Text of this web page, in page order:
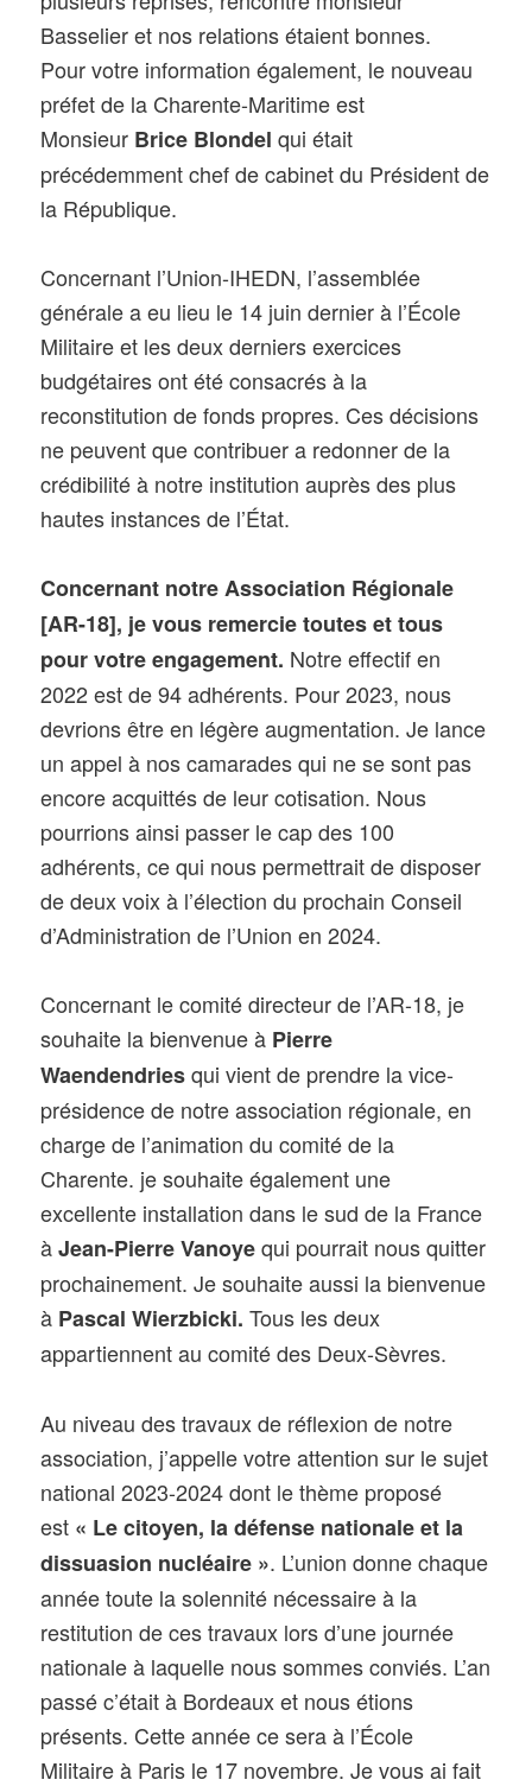
Basselier et nos relations étaient bonnes.
Pour votre information également, le nouveau
préfet de la Charente-Maritime est
Monsieur Brice Blondelqui était
précédemment chef de cabinet du Président de
la République.
Concernant l’Union-IHEDN, l’assemblée
générale a eu lieu le 14 juin dernier à l’École
Militaire et les deux derniers exercices
budgétaires ont été consacrés à la
reconstitution de fonds propres. Ces décisions
ne peuvent que contribuer a redonner de la
crédibilité à notre institution auprès des plus
hautes instances de l’État.
Concernant notre Association Régionale
[AR-18], je vous remercie toutes et tous
pour votre engagement. Notre effectif en
2022 est de 94 adhérents. Pour 2023, nous
devrions être en légère augmentation. Je lance
un appel à nos camarades qui ne se sont pas
encore acquittés de leur cotisation. Nous
pourrions ainsi passer le cap des 100
adhérents, ce qui nous permettrait de disposer
de deux voix à l’élection du prochain Conseil
d’Administration de l’Union en 2024.
Concernant le comité directeur de l’AR-18, je
souhaite la bienvenue à Pierre
Waendendriesqui vient de prendre la vice-
présidence de notre association régionale, en
charge de l’animation du comité de la
Charente. je souhaite également une
excellente installation dans le sud de la France
àJean-Pierre Vanoyequi pourrait nous quitter
prochainement. Je souhaite aussi la bienvenue
à Pascal Wierzbicki.Tous les deux
appartiennent au comité des Deux-Sèvres.
Au niveau des travaux de réflexion de notre
association, j’appelle votre attention sur le sujet
national 2023-2024 dont le thème proposé
est « Le citoyen, la défense nationale et la
dissuasion nucléaire ». L’union donne chaque
année toute la solennité nécessaire à la
restitution de ces travaux lors d’une journée
nationale à laquelle nous sommes conviés. L’an
passé c’était à Bordeaux et nous étions
présents. Cette année ce sera à l’École
Militaire à Paris le 17 novembre. Je vous ai fait